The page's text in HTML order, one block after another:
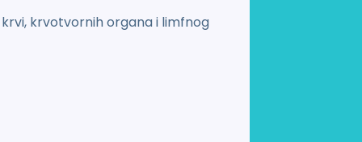
krvotvornih organa i limfnog